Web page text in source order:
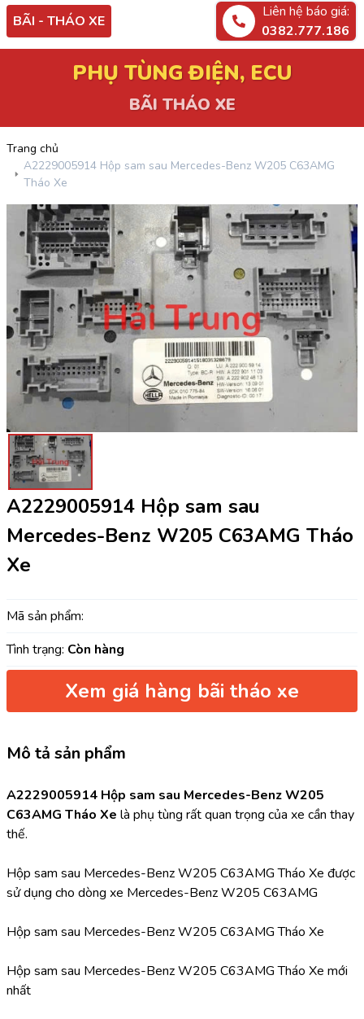
BÃI - THÁO XE
Liên hệ báo giá:
0382.777.186
PHỤ TÙNG ĐIỆN, ECU
BÃI THÁO XE
Trang chủ
A2229005914 Hộp sam sau Mercedes-Benz W205 C63AMG
Tháo Xe
A2229005914 Hộp sam sau
Mercedes-Benz W205 C63AMG Tháo
Xe
Mã sản phẩm:
Tình trạng: Còn hàng
Xem giá hàng bãi tháo xe
Mô tả sản phẩm
A2229005914 Hộp sam sau Mercedes-Benz W205
C63AMG Tháo Xe là phụ tùng rất quan trọng của xe cần thay
thế.
Hộp sam sau Mercedes-Benz W205 C63AMG Tháo Xe được
sử dụng cho dòng xe Mercedes-Benz W205 C63AMG
Hộp sam sau Mercedes-Benz W205 C63AMG Tháo Xe
Hộp sam sau Mercedes-Benz W205 C63AMG Tháo Xe mới
nhất